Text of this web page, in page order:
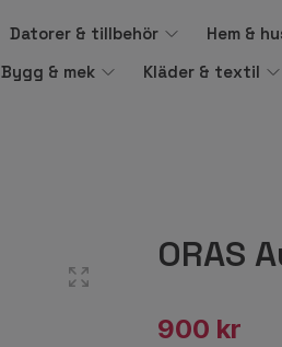
Datorer & tillbehör Hem &
Bygg & mek
Kläder & textil
ORAS
900 kr